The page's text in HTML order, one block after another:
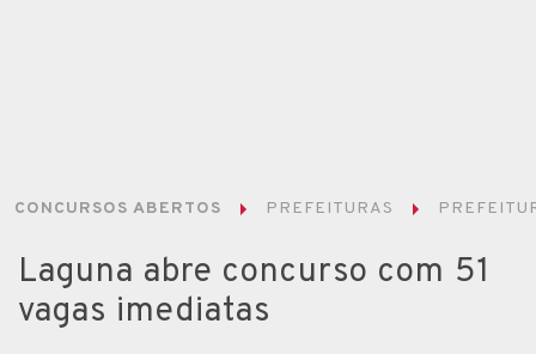
CONCURSOS ABERTOS PREFEITURAS
Laguna abre concurso com 51
vagas imediatas